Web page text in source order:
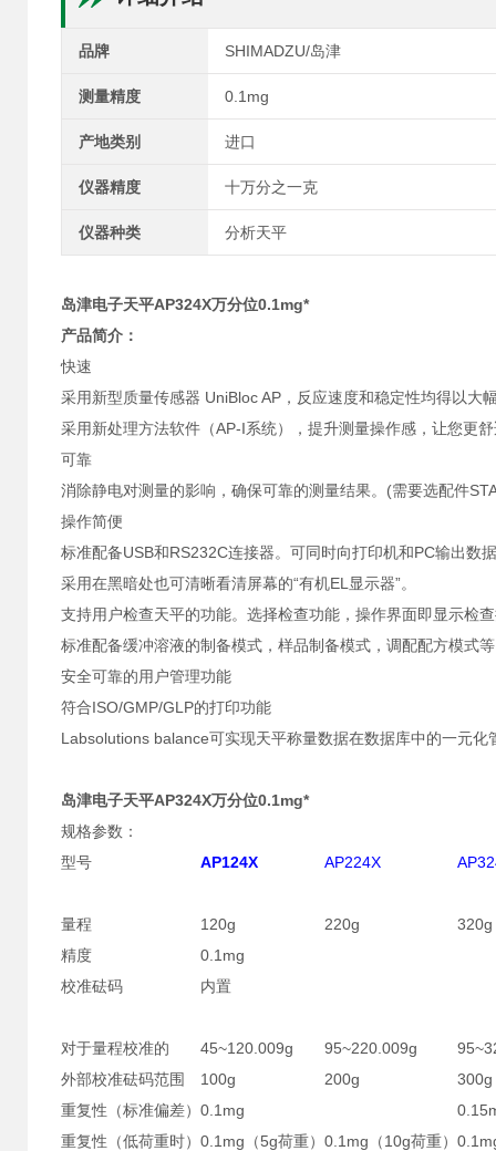
品牌 SHIMADZU/岛津
测量精度 0.1mg
产地类别 进口
仪器精度 十万分之一克
仪器种类 分析天平
岛津电子天平AP324X万分位0.1mg*
产品简介：
快速
采用新型质量传感器 UniBloc AP，反应速度和稳定性均得以大
采用新处理方法软件（AP-I系统），提升测量操作感，让您更
可靠
消除静电对测量的影响，确保可靠的测量结果。(需要选配件
操作简便
标准配备USB和RS232C连接器。可同时向打印机和PC输出数
采用在黑暗处也可清晰看清屏幕的“有机EL显示器”。
支持用户检查天平的功能。选择检查功能，操作界面即显示检
标准配备缓冲溶液的制备模式，样品制备模式，调配配方模式
安全可靠的用户管理功能
符合ISO/GMP/GLP的打印功能
Labsolutions balance可实现天平称量数据在数据库中的一元化
岛津电子天平AP324X万分位0.1mg*
规格参数：
型号
AP124X AP224X
量程 120g 220g
320g
精度
0.1mg
校准砝码
内置
对于量程校准的
外部校准砝码范围
45~120.009g
100g
95~220.009g
200g
300g
重复性（标准偏差） 0.1mg
重复性（低荷重时） 0.1mg（5g荷重） 0.1mg（10g荷重）